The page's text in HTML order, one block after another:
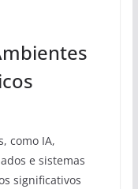
como IA,
e sistemas
significativos